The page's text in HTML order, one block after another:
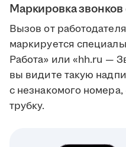
Маркировка
Вызов от
маркируется
Работа» или «hh.ru —
вы видите такую
с незнакомого
трубку.